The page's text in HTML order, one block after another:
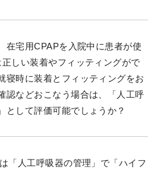
在宅用CPAPを入院中に患者が使
しい装着やフィッティングがで
寝時に装着とフィッティングをお
認などおこなう場合は、「人工呼
として評価可能でしょうか？
「人工呼吸器の管理」で「ハイフ